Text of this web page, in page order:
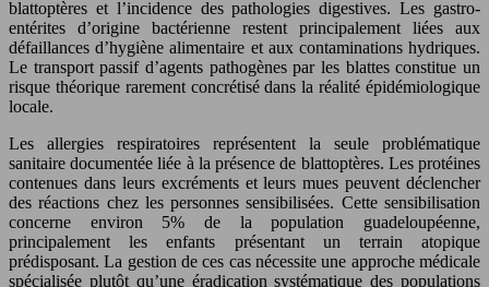
blattoptères et l’incidence des pathologies digestives. Les gastro-
entérites d’origine bactérienne restent principalement liées aux
défaillances d’hygiène alimentaire et aux contaminations hydriques.
Le transport passif d’agents pathogènes par les blattes constitue un
risque théorique rarement concrétisé dans la réalité épidémiologique
locale.
Les allergies respiratoires représentent la seule problématique
sanitaire documentée liée à la présence de blattoptères. Les protéines
contenues dans leurs excréments et leurs mues peuvent déclencher
des réactions chez les personnes sensibilisées. Cette sensibilisation
concerne environ 5% de la population guadeloupéenne,
principalement les enfants présentant un terrain atopique
prédisposant. La gestion de ces cas nécessite une approche médicale
spécialisée plutôt qu’une éradication systématique des populations